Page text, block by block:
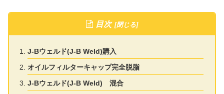
目次
J-Bウェルド(J-B Weld)購入
オイルフィルターキャップ完全脱脂
J-Bウェルド(J-B Weld) 混合